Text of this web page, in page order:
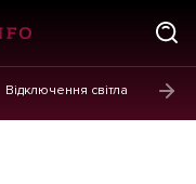
Відключення світла